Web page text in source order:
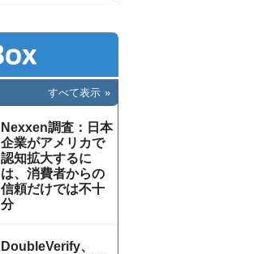
すべて表示
Nexxen調査：日本
企業がアメリカで
認知拡大するに
は、消費者からの
信頼だけでは不十
分
DoubleVerify、